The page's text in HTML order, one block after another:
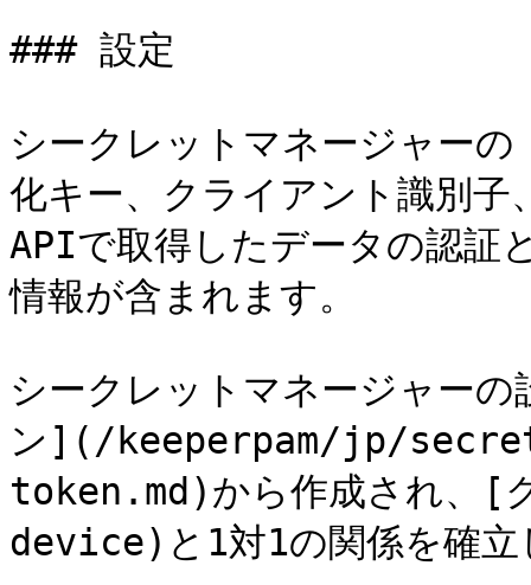
### 設定
シークレットマネージャー
化キー、クライアント識別
APIで取得したデータの認証
情報が含まれます。
シークレットマネージャー
ン](/keeperpam/jp/
token.md)から作成され、
device)と1対1の関係を確立